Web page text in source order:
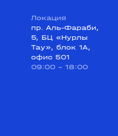
Локация
пр. Аль-Фараби,
5, БЦ «Нурлы
Тау», блок 1А,
офис 501
09:00 - 18:00